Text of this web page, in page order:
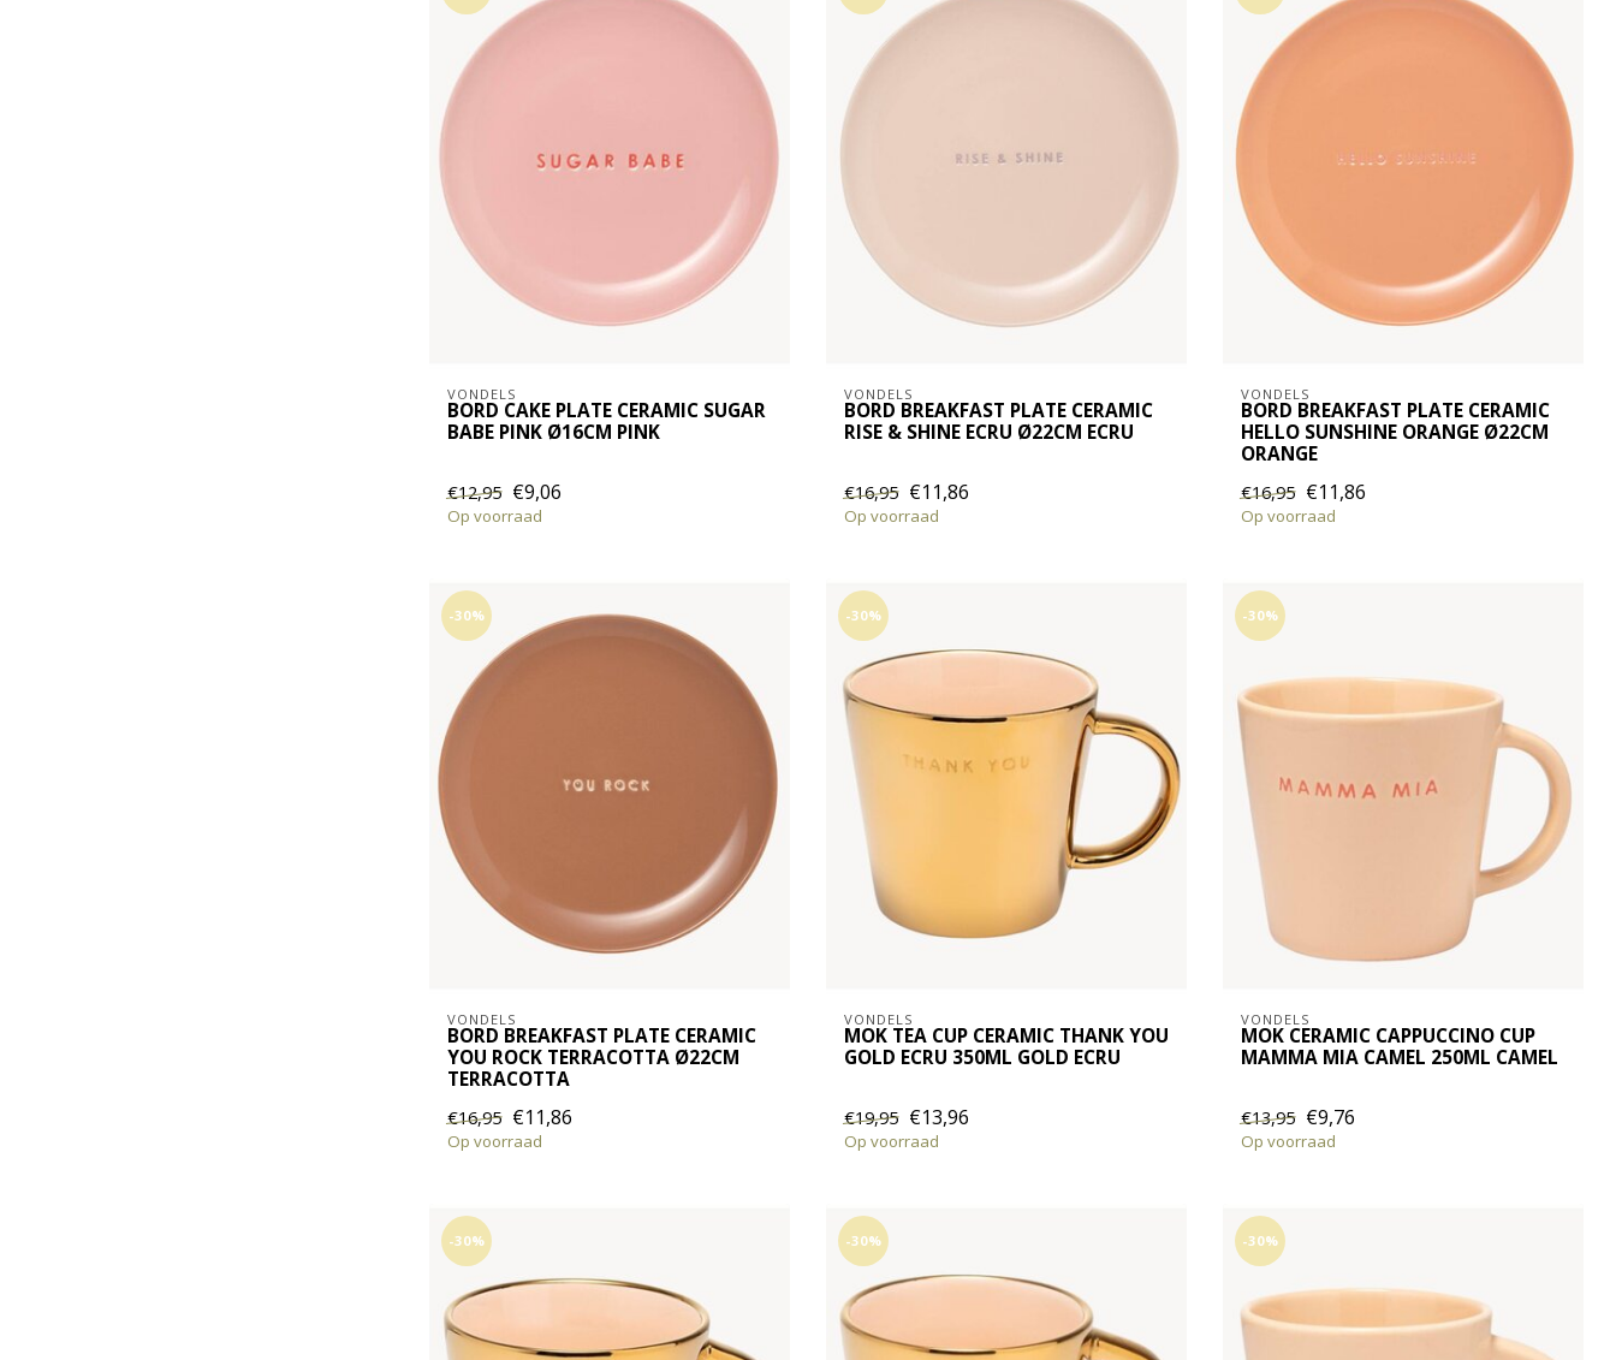
VONDELS
BORD CAKE PLATE CERAMIC SUGAR
BABE PINK Ø16CM PINK
€12,95 €9,06
Op voorraad
VONDELS
BORD BREAKFAST PLATE CERAMIC
RISE & SHINE ECRU Ø22CM ECRU
€16,95 €11,86
Op voorraad
VONDELS
BORD BREAKFAST PLATE CERAMIC
HELLO SUNSHINE ORANGE Ø22CM
ORANGE
€16,95 €11,86
Op voorraad
-30%
VONDELS
BORD BREAKFAST PLATE CERAMIC
YOU ROCK TERRACOTTA Ø22CM
TERRACOTTA
€16,95 €11,86
Op voorraad
-30%
VONDELS
MOK TEA CUP CERAMIC THANK YOU
GOLD ECRU 350ML GOLD ECRU
€19,95 €13,96
Op voorraad
-30%
VONDELS
MOK CERAMIC CAPPUCCINO CUP
MAMMA MIA CAMEL 250ML CAMEL
€13,95 €9,76
Op voorraad
-30% -30% -30%